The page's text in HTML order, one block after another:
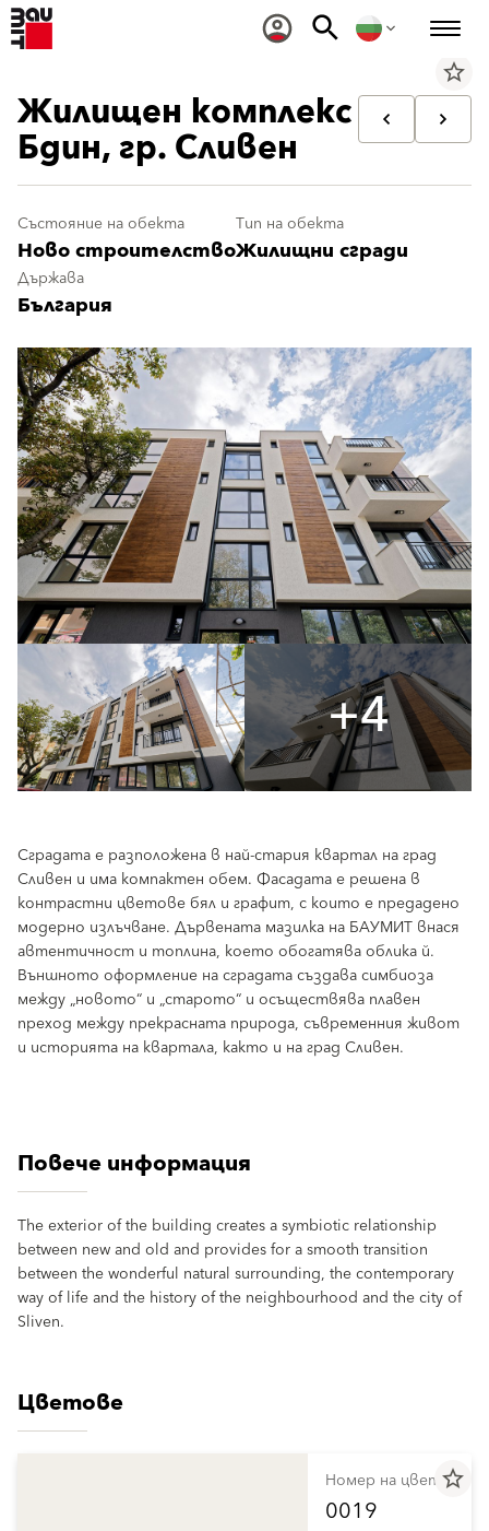
star_border
Жилищен комплекс
Бдин, гр. Сливен
Състояние на обекта
Ново строителство
Тип на обекта
Жилищни сгради
Държава
България
+4
Сградата е разположена в най-стария квартал на град
Сливен и има компактен обем. Фасадата е решена в
контрастни цветове бял и графит, с които е предадено
модерно излъчване. Дървената мазилка на БАУМИТ внася
автентичност и топлина, което обогатява облика й.
Външното оформление на сградата създава симбиоза
между „новото“ и „старото“ и осъществява плавен
преход между прекрасната природа, съвременния живот
и историята на квартала, както и на град Сливен.
Повече информация
The exterior of the building creates a symbiotic relationship
between new and old and provides for a smooth transition
between the wonderful natural surrounding, the contemporary
way of life and the history of the neighbourhood and the city of
Sliven.
Цветове
star_border
Номер на цвета
0019